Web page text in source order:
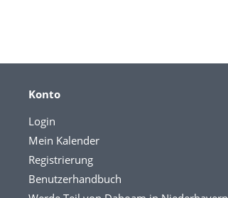
Konto
Login
Mein Kalender
Registrierung
Benutzerhandbuch